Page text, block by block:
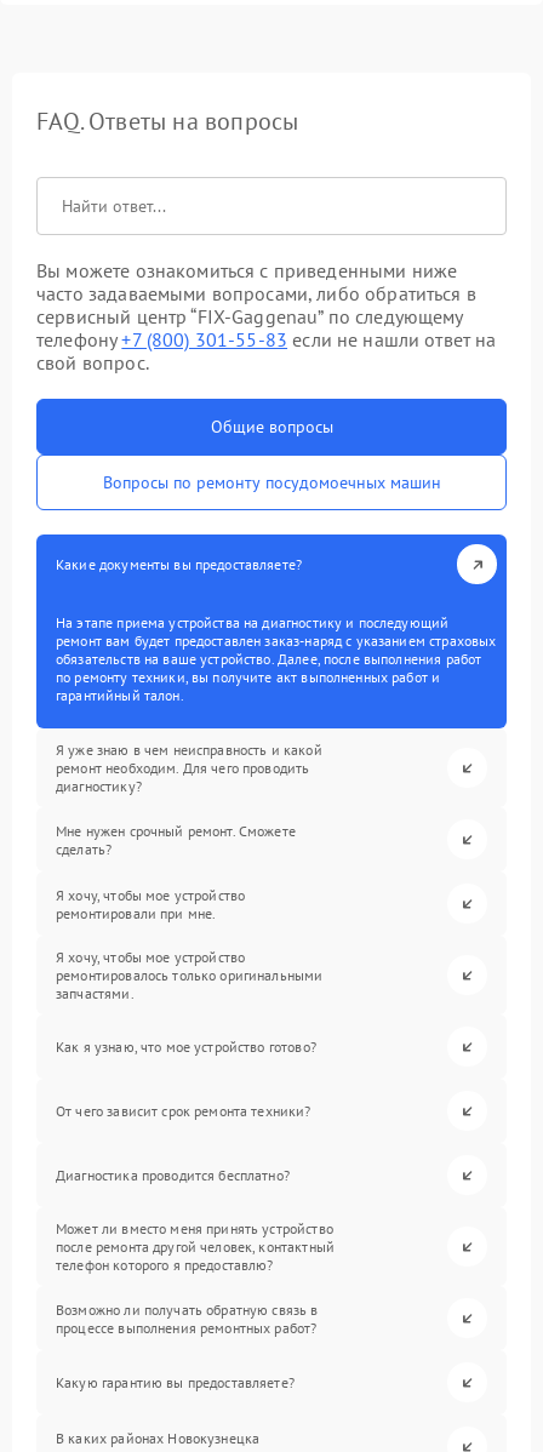
FAQ. Ответы на вопросы
Вы можете ознакомиться с приведенными ниже
часто задаваемыми вопросами, либо обратиться в
сервисный центр “FIX-Gaggenau” по следующему
телефону+7 (800) 301-55-83 если не нашли ответ на
свой вопрос.
Общие вопросы
Вопросы по ремонту посудомоечных машин
Какие документы вы предоставляете?
На этапе приема устройства на диагностику и последующий
ремонт вам будет предоставлен заказ-наряд с указанием страховых
обязательств на ваше устройство. Далее, после выполнения работ
по ремонту техники, вы получите акт выполненных работ и
гарантийный талон.
Я уже знаю в чем неисправность и какой
ремонт необходим. Для чего проводить
диагностику?
Мне нужен срочный ремонт. Сможете
сделать?
Я хочу, чтобы мое устройство
ремонтировали при мне.
Я хочу, чтобы мое устройство
ремонтировалось только оригинальными
запчастями.
Как я узнаю, что мое устройство готово?
От чего зависит срок ремонта техники?
Диагностика проводится бесплатно?
Может ли вместо меня принять устройство
после ремонта другой человек, контактный
телефон которого я предоставлю?
Возможно ли получать обратную связь в
процессе выполнения ремонтных работ?
Какую гарантию вы предоставляете?
В каких районах Новокузнецка